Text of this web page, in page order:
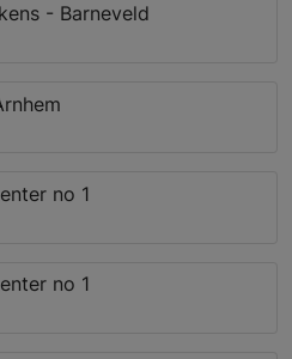
- Barneveld
no 1
no 1